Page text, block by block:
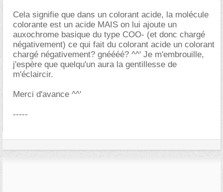
Cela signifie que dans un colorant acide, la molécule
colorante est un acide MAIS on lui ajoute un
auxochrome basique du type COO- (et donc chargé
négativement) ce qui fait du colorant acide un colorant
chargé négativement? gnéééé? ^^' Je m'embrouille,
j'espère que quelqu'un aura la gentillesse de
m'éclaircir.
Merci d'avance ^^'
-----